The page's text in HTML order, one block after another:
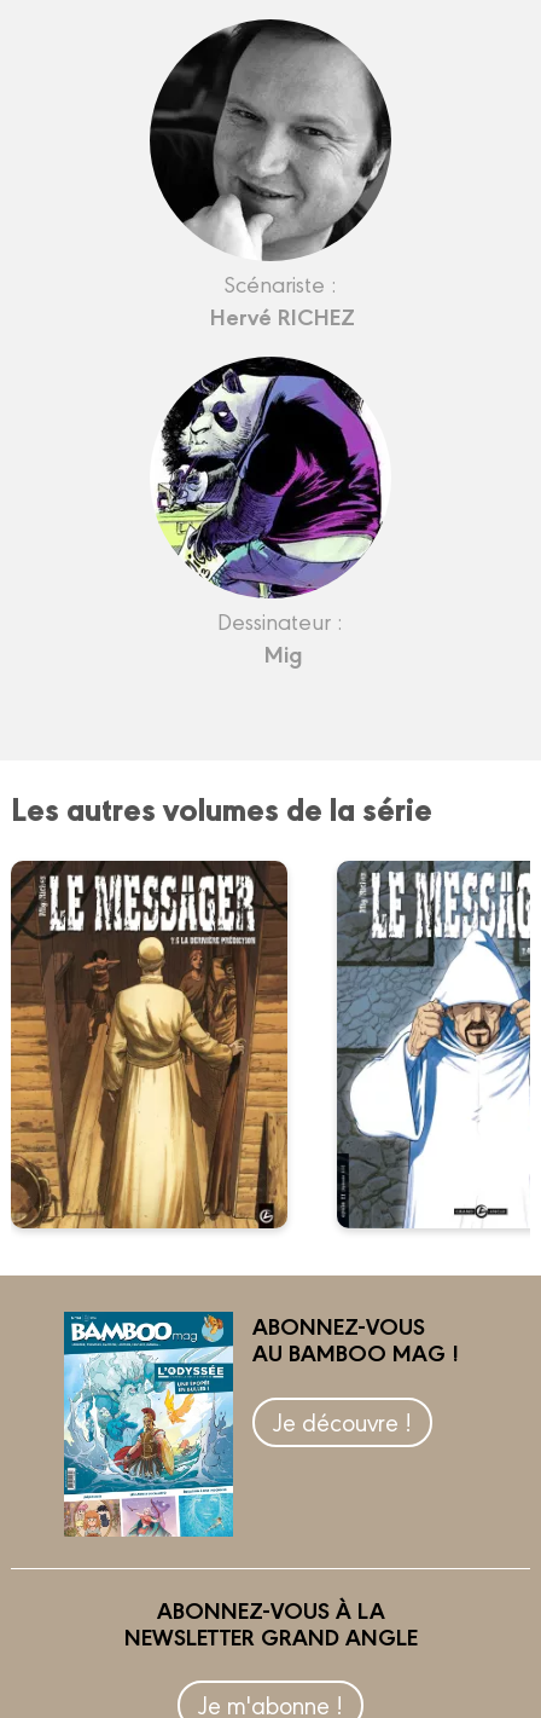
Scénariste :
Hervé RICHEZ
Dessinateur :
Mig
Les autres volumes de la série
ABONNEZ-VOUS
AU BAMBOO MAG !
Je découvre !
ABONNEZ-VOUS À LA
NEWSLETTER GRAND ANGLE
Je m'abonne !